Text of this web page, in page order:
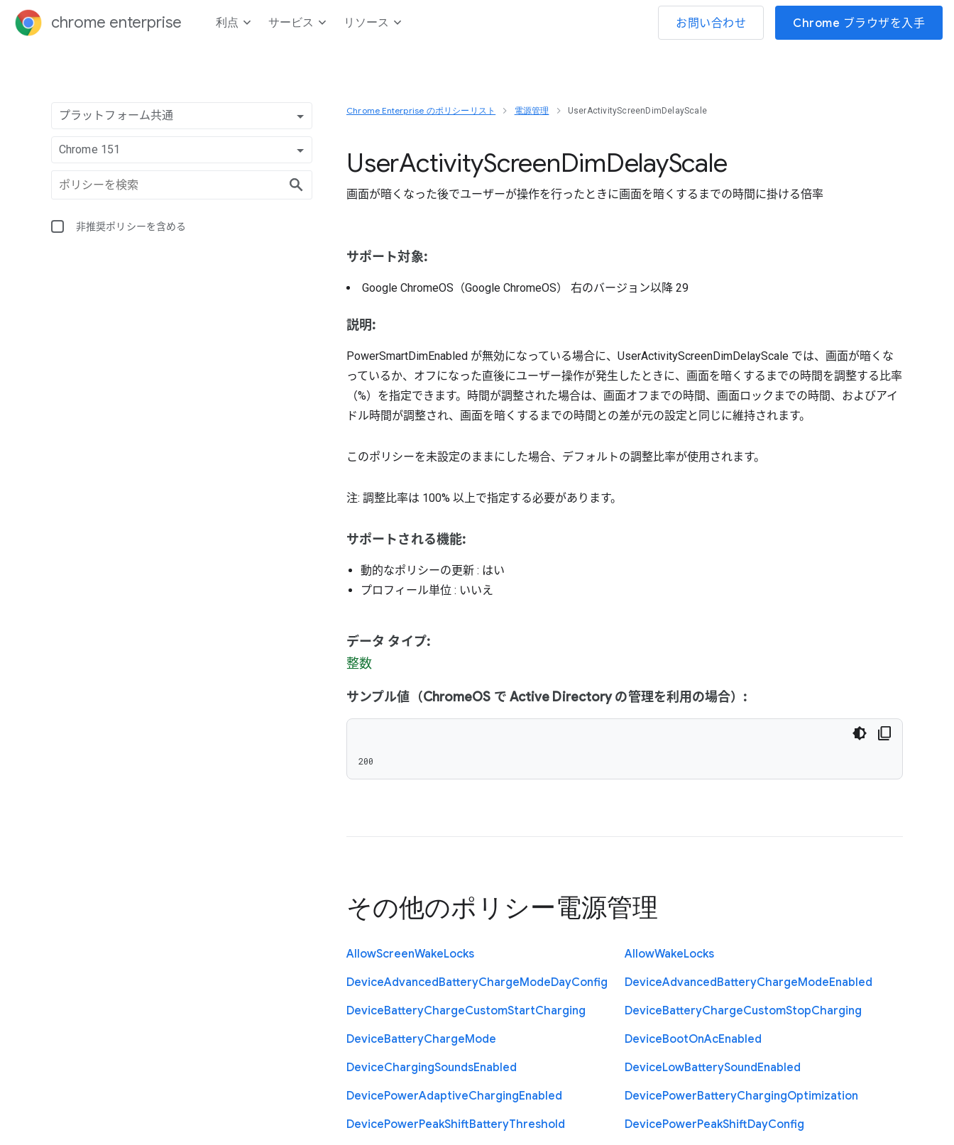
chrome enterprise 利点 サービス リソース お問い合わせ Chrome ブラウザを入手
プラットフォーム共通
Chrome 151
非推奨ポリシーを含める
Chrome Enterprise のポリシーリスト 電源管理 UserActivityScreenDimDelayScale
UserActivityScreenDimDelayScale
画面が暗くなった後でユーザーが操作を行ったときに画面を暗くするまでの時間に掛ける倍率
サポート対象:
Google ChromeOS（Google ChromeOS） 右のバージョン以降 29
説明:
PowerSmartDimEnabled が無効になっている場合に、UserActivityScreenDimDelayScale では、画面が暗くな
っているか、オフになった直後にユーザー操作が発生したときに、画面を暗くするまでの時間を調整する比率
（%）を指定できます。時間が調整された場合は、画面オフまでの時間、画面ロックまでの時間、およびアイ
ドル時間が調整され、画面を暗くするまでの時間との差が元の設定と同じに維持されます。
このポリシーを未設定のままにした場合、デフォルトの調整比率が使用されます。
注: 調整比率は 100% 以上で指定する必要があります。
サポートされる機能:
動的なポリシーの更新 : はい
プロフィール単位 : いいえ
データ タイプ:
整数
サンプル値（ChromeOS で Active Directory の管理を利用の場合）:
200
その他のポリシー電源管理
AllowScreenWakeLocks AllowWakeLocks
DeviceAdvancedBatteryChargeModeDayConfig DeviceAdvancedBatteryChargeModeEnabled
DeviceBatteryChargeCustomStartCharging DeviceBatteryChargeCustomStopCharging
DeviceBatteryChargeMode DeviceBootOnAcEnabled
DeviceChargingSoundsEnabled DeviceLowBatterySoundEnabled
DevicePowerAdaptiveChargingEnabled DevicePowerBatteryChargingOptimization
DevicePowerPeakShiftBatteryThreshold DevicePowerPeakShiftDayConfig